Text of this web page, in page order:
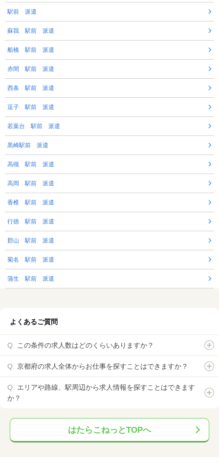
駅前 派遣
蘇我 駅前 派遣
船橋 駅前 派遣
赤間 駅前 派遣
西条 駅前 派遣
逗子 駅前 派遣
若葉台 駅前 派遣
黒崎駅前 派遣
高槻 駅前 派遣
高岡 駅前 派遣
香椎 駅前 派遣
行徳 駅前 派遣
郡山 駅前 派遣
菊名 駅前 派遣
蒲生 駅前 派遣
よくあるご質問
この条件の求人数はどのくらいありますか？
京都府の求人全体からお仕事を探すことはできますか？
エリアや路線、駅周辺から求人情報を探すことはできます
か？
はたらこねっとTOPへ